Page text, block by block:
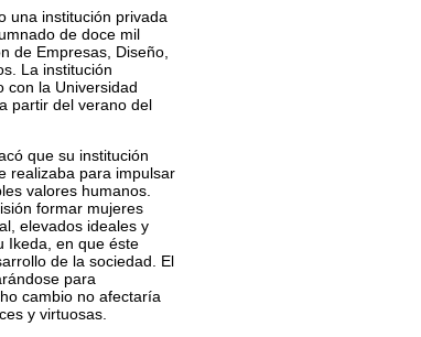
una institución privada
de doce mil
de Empresas, Diseño,
La institución
con la Universidad
partir del verano del
que su institución
realizaba para impulsar
valores humanos.
formar mujeres
elevados ideales y
Ikeda, en que éste
de la sociedad. El
para
cambio no afectaría
y virtuosas.